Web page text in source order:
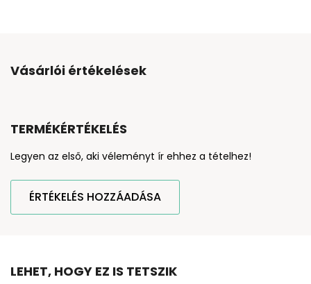
Vásárlói értékelések
TERMÉKÉRTÉKELÉS
Legyen az első, aki véleményt ír ehhez a tételhez!
ÉRTÉKELÉS HOZZÁADÁSA
LEHET, HOGY EZ IS TETSZIK